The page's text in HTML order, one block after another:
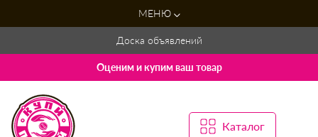
МЕНЮ
Доска объявлений
Оценим и купим ваш товар
Каталог